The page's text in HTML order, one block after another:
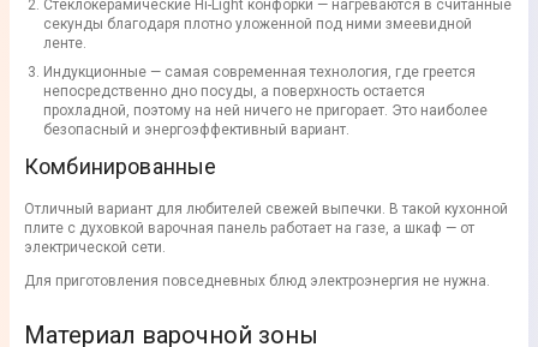
Стеклокерамические Hi-Light конфорки — нагреваются в считанные
секунды благодаря плотно уложенной под ними змеевидной
ленте.
Индукционные — самая современная технология, где греется
непосредственно дно посуды, а поверхность остается
прохладной, поэтому на ней ничего не пригорает. Это наиболее
безопасный и энергоэффективный вариант.
Комбинированные
Отличный вариант для любителей свежей выпечки. В такой кухонной
плите с духовкой варочная панель работает на газе, а шкаф — от
электрической сети.
Для приготовления повседневных блюд электроэнергия не нужна.
Материал варочной зоны